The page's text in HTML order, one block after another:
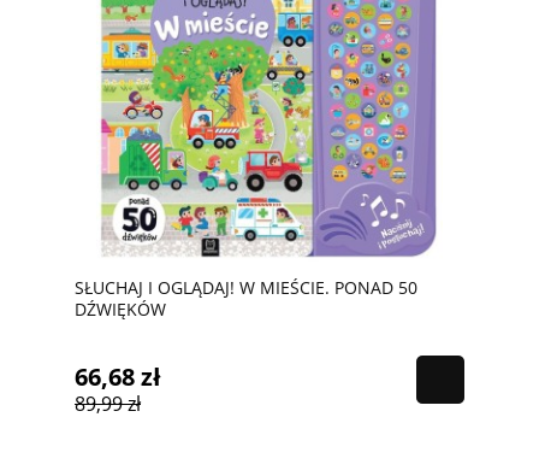
SŁUCHAJ I OGLĄDAJ! W MIEŚCIE. PONAD 50
DŹWIĘKÓW
66,68 zł
89,99 zł